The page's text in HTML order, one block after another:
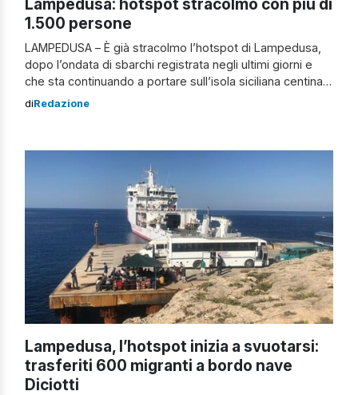
1.500 persone
LAMPEDUSA – È già stracolmo l’hotspot di Lampedusa,
dopo l’ondata di sbarchi registrata negli ultimi giorni e
che sta continuando a portare sull’isola siciliana centinaia
di persone partite in prevalenza dai porti della Libia e
diRedazione
Lampedusa, l’hotspot inizia a svuotarsi:
trasferiti 600 migranti a bordo nave
Diciotti